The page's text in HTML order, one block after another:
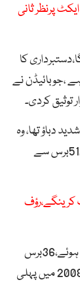
پرنظر ثانی
کا
،جوبائیڈن نے
توثیق کردی۔
دباؤ تھا، وہ
اپنی صدارتی مدت پوری کریں گے، جوبائیڈن51برس سے
کرینگے،رؤف
جوبائیڈن 1973میں پہلی بار سینیٹر منتخب ہوئے،36برس
سینیٹ کے رکن رہے،باراک اوباما کے ساتھ 2008 میں پہلی